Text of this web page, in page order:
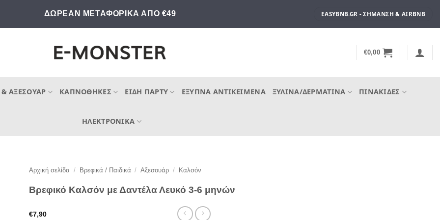
ΔΩΡΕΑΝ ΜΕΤΑΦΟΡΙΚΑ ΑΠΟ €49 EASYBNB.GR - ΣΉΜΑΝΣΗ & AIRBNB
€0,00
ΑΞΕΣΟΥΆΡ ΚΑΠΝΟΘΉΚΕΣ ΕΊΔΗ ΠΆΡΤΥ ΈΞΥΠΝΑ ΑΝΤΙΚΕΊΜΕΝΑ ΞΎΛΙΝΑ/ΔΕΡΜΆΤΙΝΑ ΠΙΝΑΚΊΔΕΣ
ΗΛΕΚΤΡΟΝΙΚΆ
Αρχική σελίδα / Βρεφικά / Παιδικά / Αξεσουάρ / Καλσόν
Βρεφικό Καλσόν με Δαντέλα Λευκό 3-6 μηνών
€7,90